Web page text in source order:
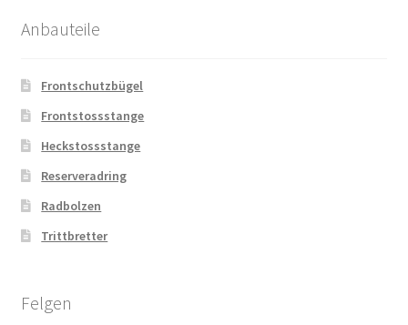
Anbauteile
Frontschutzbügel
Frontstossstange
Heckstossstange
Reserveradring
Radbolzen
Trittbretter
Felgen